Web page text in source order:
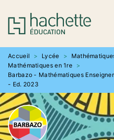
MENU RECHERCHE
PIED DE PAGE
Accueil > Lycée >
Mathématiques en 1re >
Barbazo - Mathématiques
- Ed. 2023